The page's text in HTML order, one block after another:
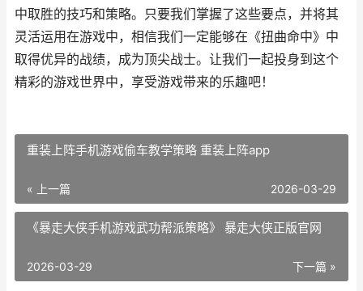
中取胜的技巧和策略。只要我们掌握了这些要点，并将其
灵活运用在游戏中，相信我们一定能够在《扭曲命中》中
取得优异的战绩，成为顶尖战士。让我们一起投身到这个
精彩的游戏世界中，享受游戏带来的乐趣吧！
重装上阵手机游戏偷车教学策略 重装上阵app
« 上一篇 2026-03-29
《暴走大侠手机游戏武功帮派策略》 暴走大侠正版官网
下一篇 »
2026-03-29